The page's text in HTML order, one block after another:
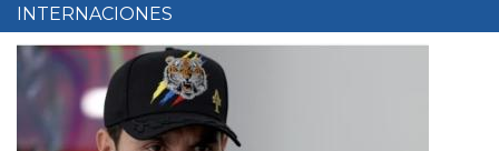
INTERNACIONES